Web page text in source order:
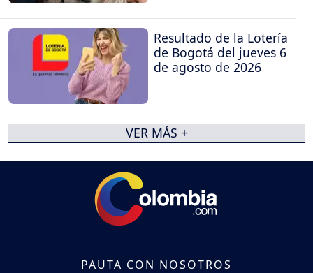
Resultado de la Lotería
de Bogotá del jueves 6
de agosto de 2026
VER MÁS +
PAUTA CON NOSOTROS